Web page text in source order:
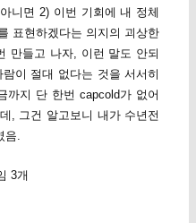
니면 2) 이번 기회에 내 정체
표현하겠다는 의지의 괴상한
만들고 나자, 이런 말도 안되
이 절대 없다는 것을 서서히
까지 단 한번 capcold가 없어
, 그건 알고보니 내가 수년전
음.
3개